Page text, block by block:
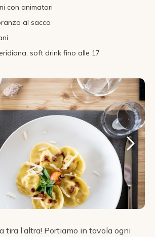
con animatori
al sacco
soft drink fino alle 17
tira l’altra! Portiamo in tavola ogni